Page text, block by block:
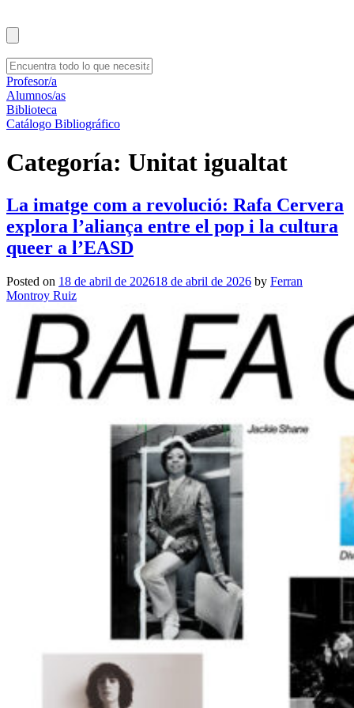
Profesor/a
Alumnos/as
Biblioteca
Catálogo Bibliográfico
Categoría: Unitat igualtat
La imatge com a revolució: Rafa Cervera
explora l’aliança entre el pop i la cultura
queer a l’EASD
Posted on 18 de abril de 202618 de abril de 2026 by Ferran
Montroy Ruiz